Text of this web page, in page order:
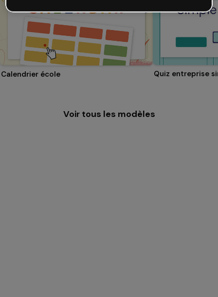
Calendrier école Quiz entreprise
Voir tous les modèles